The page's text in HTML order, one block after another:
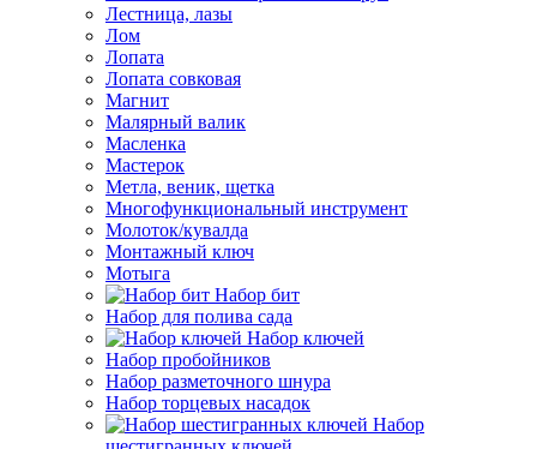
Лестница, лазы
Лом
Лопата
Лопата совковая
Магнит
Малярный валик
Масленка
Мастерок
Метла, веник, щетка
Многофункциональный инструмент
Молоток/кувалда
Монтажный ключ
Мотыга
Набор бит
Набор для полива сада
Набор ключей
Набор пробойников
Набор разметочного шнура
Набор торцевых насадок
Набор